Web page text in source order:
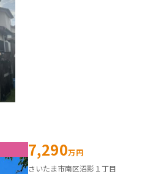
7,290万円
さいたま市南区沼影１丁目